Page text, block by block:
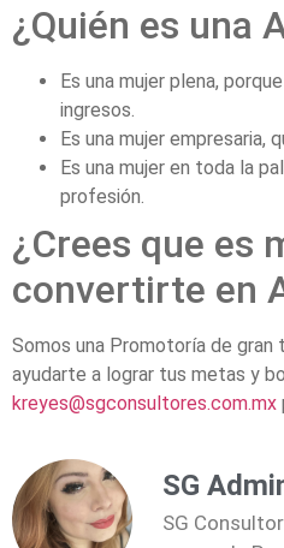
¿Quién es una
Es una mujer plena,
ingresos.
Es una mujer empresaria,
Es una mujer en toda la
profesión.
¿Crees que es
convertirte en
Somos una Promotoría de
ayudarte a lograr tus metas y
kreyes@sgconsultores.com.mx
SG
SG